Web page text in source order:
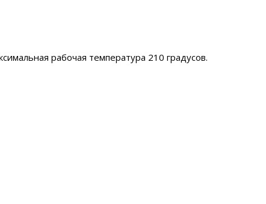
рабочая температура 210 градусов.